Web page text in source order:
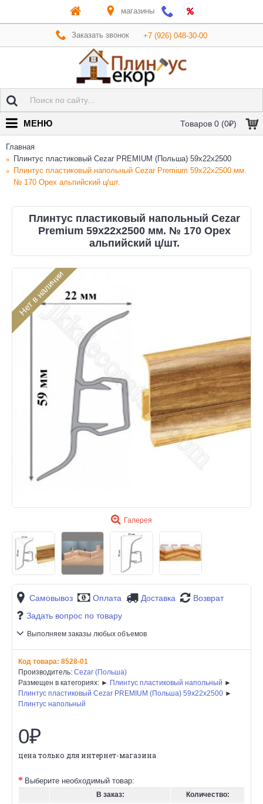
магазины
Заказать звонок +7 (926) 048-30-00
Товаров 0 (0₽)
МЕНЮ
Главная
Плинтус пластиковый Cezar PREMIUM (Польша) 59х22x2500
Плинтус пластиковый напольный Cezar Premium 59х22x2500 мм.
№ 170 Орех альпийский ц/шт.
Плинтус пластиковый напольный Cezar
Premium 59х22x2500 мм. № 170 Орех
альпийский ц/шт.
Нет в наличии
Галерея
Самовывоз Оплата Доставка
Возврат
Задать вопрос по товару
Выполняем заказы любых объемов
Код товара: 8528-01
Производитель: Cezar (Польша)
Размещен в категориях: ► Плинтус пластиковый напольный ►
Плинтус пластиковый Cezar PREMIUM (Польша) 59х22x2500 ►
Плинтус напольный
0₽
цена только для интернет-магазина
Выберите необходимый товар:
В заказ:
Количество: